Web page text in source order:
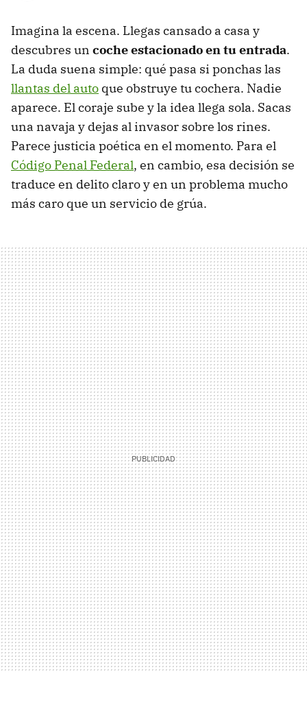
Imagina la escena. Llegas cansado a casa y
descubres un coche estacionado en tu entrada.
La duda suena simple: qué pasa si ponchas las
llantas del auto que obstruye tu cochera. Nadie
aparece. El coraje sube y la idea llega sola. Sacas
una navaja y dejas al invasor sobre los rines.
Parece justicia poética en el momento. Para el
Código Penal Federal, en cambio, esa decisión se
traduce en delito claro y en un problema mucho
más caro que un servicio de grúa.